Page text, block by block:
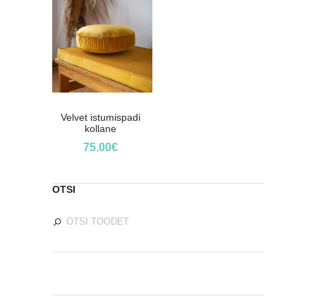
Velvet istumispadi
kollane
75.00€
OTSI